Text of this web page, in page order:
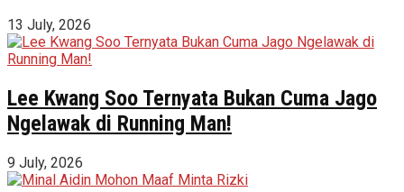
13 July, 2026
Lee Kwang Soo Ternyata Bukan Cuma Jago
Ngelawak di Running Man!
9 July, 2026